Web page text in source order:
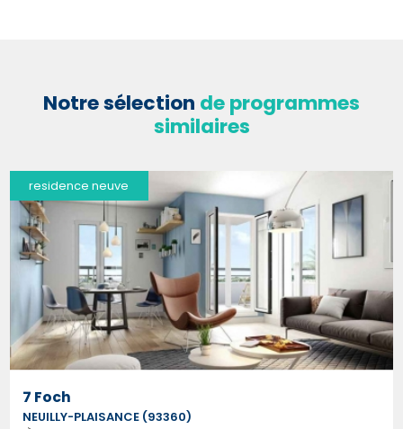
Notre sélection de programmes
similaires
residence neuve
7 Foch
NEUILLY-PLAISANCE (93360)